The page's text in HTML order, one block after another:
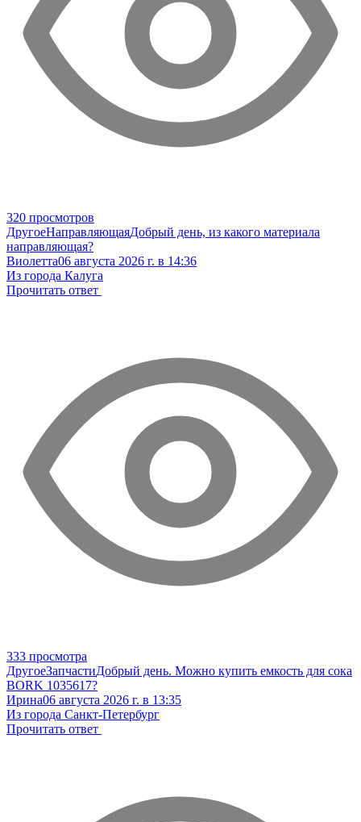
320 просмотров
ДругоеНаправляющаяДобрый день, из какого материала
направляющая?
Виолетта06 августа 2026 г. в 14:36
Из города Калуга
Прочитать ответ
333 просмотра
ДругоеЗапчастиДобрый день. Можно купить емкость для сока
BORK 1035617?
Ирина06 августа 2026 г. в 13:35
Из города Санкт-Петербург
Прочитать ответ